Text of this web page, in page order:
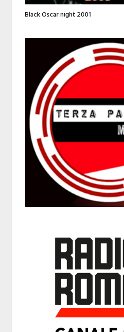
Black Oscar night 2001